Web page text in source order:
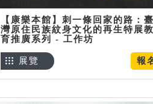
【康樂本館】刺一條回家的路：臺
灣原住民族紋身文化的再生特展教
育推廣系列 - 工作坊
報
展覽